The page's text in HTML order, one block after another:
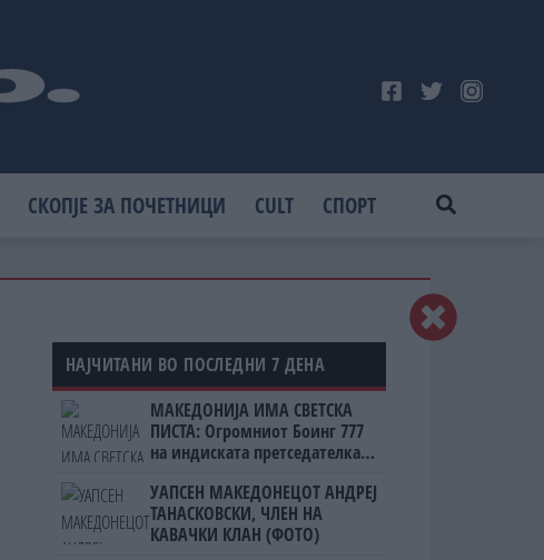
СКОПЈЕ ЗА ПОЧЕТНИЦИ CULT СПОРТ
НАЈЧИТАНИ ВО ПОСЛЕДНИ 7 ДЕНА
МАКЕДОНИЈА ИМА СВЕТСКА
ПИСТА: Огромниот Боинг 777
на индиската претседателка
Скопје
УАПСЕН МАКЕДОНЕЦОТ АНДРЕЈ
ТАНАСКОВСКИ, ЧЛЕН НА
КАВАЧКИ КЛАН (ФОТО)